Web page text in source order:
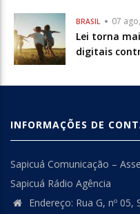
BRASIL 07
Lei torna
digitais
INFORMAÇÕES DE
Sapicuá Comunicação –
Sapicuá Rádio Agência
Endereço: Rua G, nº